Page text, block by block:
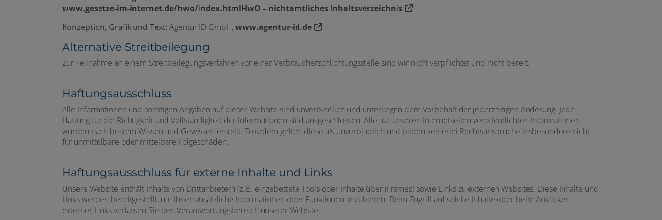
www.gesetze-im-internet.de/hwo/index.htmlHwO – nichtamtliches Inhaltsverzeichnis
Konzeption, Grafik und Text: Agentur ID GmbH,www.agentur-id.de
Alternative Streitbeilegung
Zur Teilnahme an einem Streitbeilegungsverfahren vor einer Verbraucherschlichtungsstelle sind wir nicht verpflichtet und nicht bereit.
Haftungsausschluss
Alle Informationen und sonstigen Angaben auf dieser Website sind unverbindlich und unterliegen dem Vorbehalt der jederzeitigen Änderung. Jede
Haftung für die Richtigkeit und Vollständigkeit der Informationen sind ausgeschlossen. Alle auf unseren Internetseiten veröffentlichten Informationen
wurden nach bestem Wissen und Gewissen erstellt. Trotzdem gelten diese als unverbindlich und bilden keinerlei Rechtsansprüche insbesondere nicht
für unmittelbare oder mittelbare Folgeschäden.
Haftungsausschluss für externe Inhalte und Links
Unsere Website enthält Inhalte von Drittanbietern (z. B. eingebettete Tools oder Inhalte über iFrames) sowie Links zu externen Websites. Diese Inhalte und
Links werden bereitgestellt, um Ihnen zusätzliche Informationen oder Funktionen anzubieten. Beim Zugriff auf solche Inhalte oder beim Anklicken
externer Links verlassen Sie den Verantwortungsbereich unserer Website.